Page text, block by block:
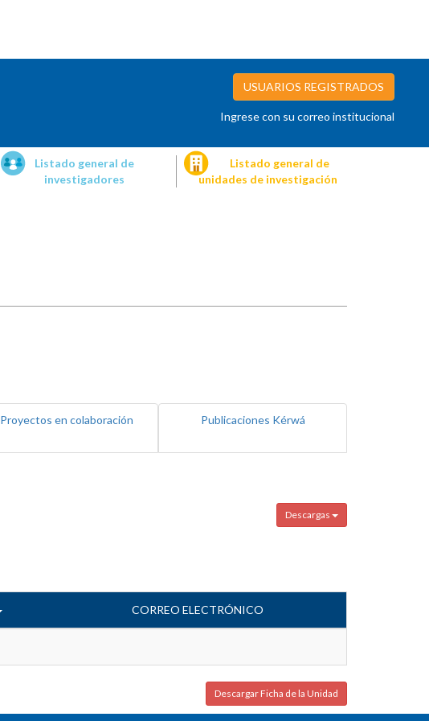
USUARIOS REGISTRADOS
Ingrese con su correo institucional
Listado general de
investigadores
Listado general de
unidades de investigación
Proyectos en colaboración Publicaciones Kérwá
Descargas
CORREO ELECTRÓNICO
Descargar Ficha de la Unidad